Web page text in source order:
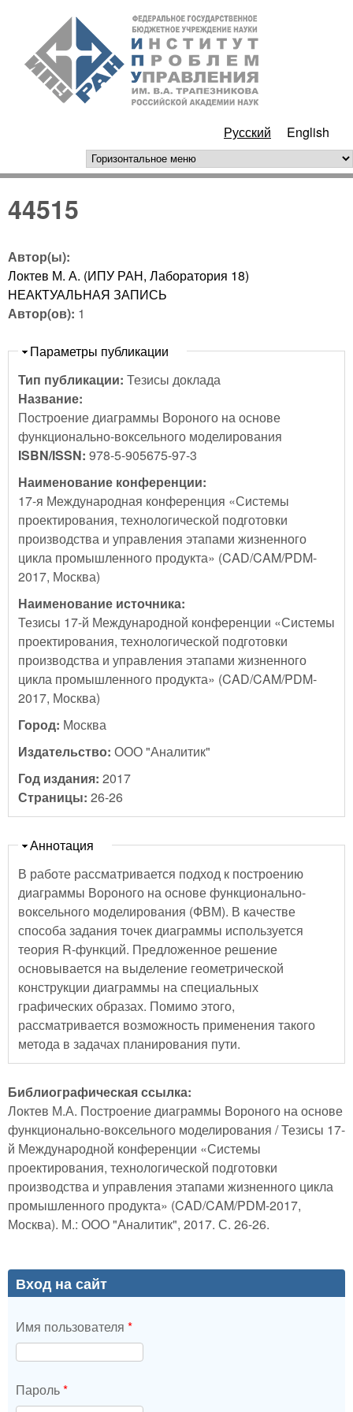
Перейти к основному
содержанию
РАН
Русский English
горизонтальное меню
44515
Автор(ы):
Локтев М. А. (ИПУ РАН, Лаборатория 18)
НЕАКТУАЛЬНАЯ ЗАПИСЬ
Автор(ов): 1
Скрыть
Параметры публикации
Тип публикации: Тезисы доклада
Название:
Построение диаграммы Вороного на основе
функционально-воксельного моделирования
ISBN/ISSN: 978-5-905675-97-3
Наименование конференции:
17-я Международная конференция «Системы
проектирования, технологической подготовки
производства и управления этапами жизненного
цикла промышленного продукта» (CAD/CAM/PDM-
2017, Москва)
Наименование источника:
Тезисы 17-й Международной конференции «Системы
проектирования, технологической подготовки
производства и управления этапами жизненного
цикла промышленного продукта» (CAD/CAM/PDM-
2017, Москва)
Город: Москва
Издательство: ООО "Аналитик"
Год издания: 2017
Страницы: 26-26
Скрыть
Аннотация
В работе рассматривается подход к построению
диаграммы Вороного на основе функционально-
воксельного моделирования (ФВМ). В качестве
способа задания точек диаграммы используется
теория R-функций. Предложенное решение
основывается на выделение геометрической
конструкции диаграммы на специальных
графических образах. Помимо этого,
рассматривается возможность применения такого
метода в задачах планирования пути.
Библиографическая ссылка:
Локтев М.А. Построение диаграммы Вороного на основе
функционально-воксельного моделирования / Тезисы 17-
й Международной конференции «Системы
проектирования, технологической подготовки
производства и управления этапами жизненного цикла
промышленного продукта» (CAD/CAM/PDM-2017,
Москва). М.: ООО "Аналитик", 2017. С. 26-26.
Вход на сайт
Имя пользователя *
Пароль*